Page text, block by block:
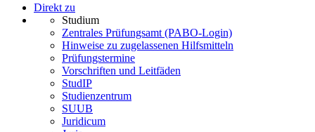
Direkt zu
Studium
Zentrales Prüfungsamt (PABO-Login)
Hinweise zu zugelassenen Hilfsmitteln
Prüfungstermine
Vorschriften und Leitfäden
StudIP
Studienzentrum
SUUB
Juridicum